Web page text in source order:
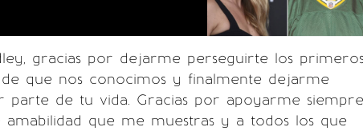
gracias por dejarme perseguirte los
de que nos conocimos y finalmente dejarme
parte de tu vida. Gracias por apoyarme
que me muestras y a todos los que